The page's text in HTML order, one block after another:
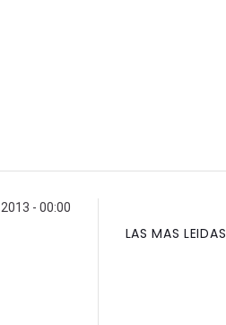
- 00:00
LAS MAS LEIDAS